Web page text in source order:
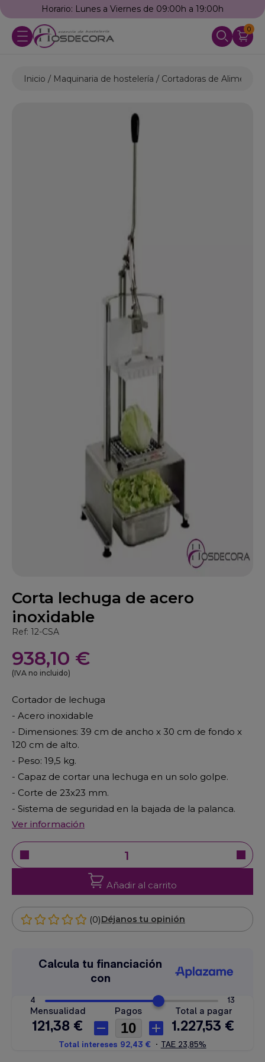
Horario: Lunes a Viernes de 09:00h a 19:00h
0
Inicio Maquinaria de hostelería Cortadoras de Alimentos
Corta lechuga de acero
inoxidable
Ref: 12-CSA
938,10 €
(IVA no incluido)
Cortador de lechuga
- Acero inoxidable
- Dimensiones: 39 cm de ancho x 30 cm de fondo x
120 cm de alto.
- Peso: 19,5 kg.
- Capaz de cortar una lechuga en un solo golpe.
- Corte de 23x23 mm.
- Sistema de seguridad en la bajada de la palanca.
Ver información
Añadir al carrito
(0)Déjanos tu opinión